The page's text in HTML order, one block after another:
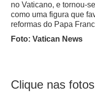
no Vaticano, e tornou-
como uma figura que
reformas do Papa
Foto: Vatican News
Clique nas